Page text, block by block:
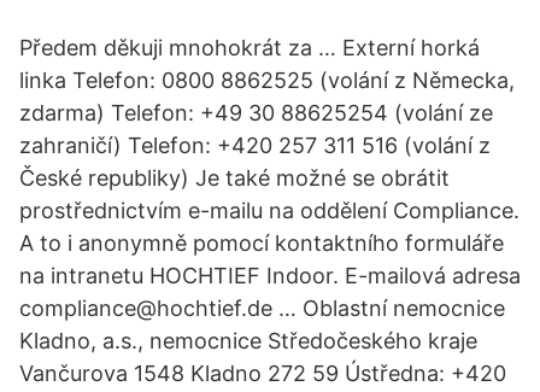
Předem děkuji mnohokrát za … Externí horká
linka Telefon: 0800 8862525 (volání z Německa,
zdarma) Telefon: +49 30 88625254 (volání ze
zahraničí) Telefon: +420 257 311 516 (volání z
České republiky) Je také možné se obrátit
prostřednictvím e-mailu na oddělení Compliance.
A to i anonymně pomocí kontaktního formuláře
na intranetu HOCHTIEF Indoor. E-mailová adresa
compliance@hochtief.de … Oblastní nemocnice
Kladno, a.s., nemocnice Středočeského kraje
Vančurova 1548 Kladno 272 59 Ústředna: +420